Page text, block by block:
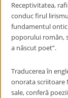
Receptivitatea,
conduc firul
fundamentul
poporului român,
a născut poet”.
Traducerea în
onorata scriitoare
sale, conferă